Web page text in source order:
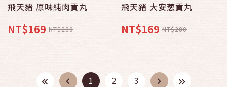
飛天豬 原味純肉貢丸
NT$169 NT$280
飛天豬 大安葱貢丸
NT$169 NT$280
1 2 3